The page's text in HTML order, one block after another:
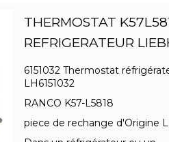
THERMOSTAT
REFRIGERATEUR
6151032 Thermostat
LH6151032
RANCO K57-L5818
piece de rechange d'Origine